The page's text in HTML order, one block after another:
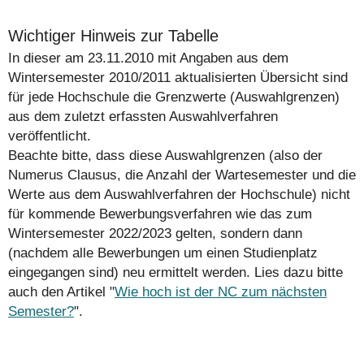
Wichtiger Hinweis zur Tabelle
In dieser am 23.11.2010 mit Angaben aus dem
Wintersemester 2010/2011 aktualisierten Übersicht sind
für jede Hochschule die Grenzwerte (Auswahlgrenzen)
aus dem zuletzt erfassten Auswahlverfahren
veröffentlicht.
Beachte bitte, dass diese Auswahlgrenzen (also der
Numerus Clausus, die Anzahl der Wartesemester und die
Werte aus dem Auswahlverfahren der Hochschule) nicht
für kommende Bewerbungsverfahren wie das zum
Wintersemester 2022/2023 gelten, sondern dann
(nachdem alle Bewerbungen um einen Studienplatz
eingegangen sind) neu ermittelt werden. Lies dazu bitte
auch den Artikel "Wie hoch ist der NC zum nächsten
Semester?".